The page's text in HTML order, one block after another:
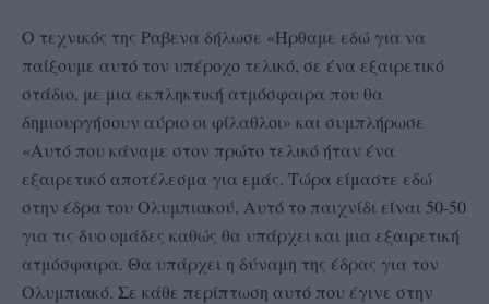
Ο τεχνικός της Ραβενα δήλωσε «Ήρθαμε εδώ για να
παίξουμε αυτό τον υπέροχο τελικό, σε ένα εξαιρετικό
στάδιο, με μια εκπληκτική ατμόσφαιρα που θα
δημιουργήσουν αύριο οι φίλαθλοι» και συμπλήρωσε
«Αυτό που κάναμε στον πρώτο τελικό ήταν ένα
εξαιρετικό αποτέλεσμα για εμάς. Τώρα είμαστε εδώ
στην έδρα του Ολυμπιακού. Αυτό το παιχνίδι είναι 50-50
για τις δυο ομάδες καθώς θα υπάρχει και μια εξαιρετική
ατμόσφαιρα. Θα υπάρχει η δύναμη της έδρας για τον
Ολυμπιακό. Σε κάθε περίπτωση αυτό που έγινε στην